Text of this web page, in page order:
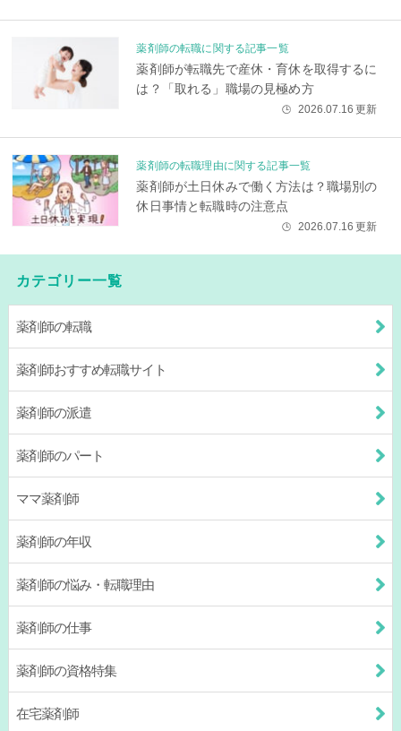
薬剤師の転職に関する記事一覧
薬剤師が転職先で産休・育休を取得するに
は？「取れる」職場の見極め方
🕒 2026.07.16 更新
薬剤師の転職理由に関する記事一覧
薬剤師が土日休みで働く方法は？職場別の
休日事情と転職時の注意点
🕒 2026.07.16 更新
カテゴリー一覧
薬剤師の転職
薬剤師おすすめ転職サイト
薬剤師の派遣
薬剤師のパート
ママ薬剤師
薬剤師の年収
薬剤師の悩み・転職理由
薬剤師の仕事
薬剤師の資格特集
在宅薬剤師